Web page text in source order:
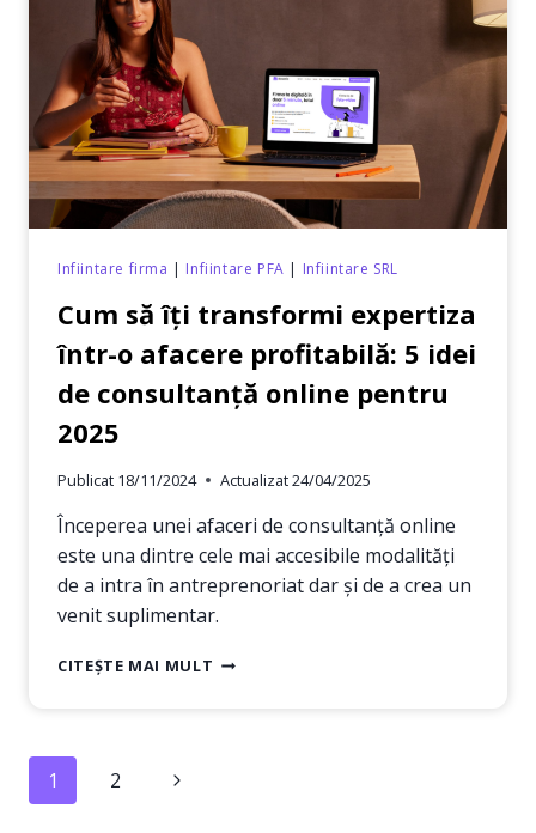
AFACERII
TALE
Infiintare firma | Infiintare PFA | Infiintare SRL
Cum să îți transformi expertiza
într-o afacere profitabilă: 5 idei
de consultanță online pentru
2025
Publicat 18/11/2024 Actualizat24/04/2025
Începerea unei afaceri de consultanță online
este una dintre cele mai accesibile modalități
de a intra în antreprenoriat dar și de a crea un
venit suplimentar.
CITEȘTE MAI MULT CUM
Page
navigation
1 2
Next